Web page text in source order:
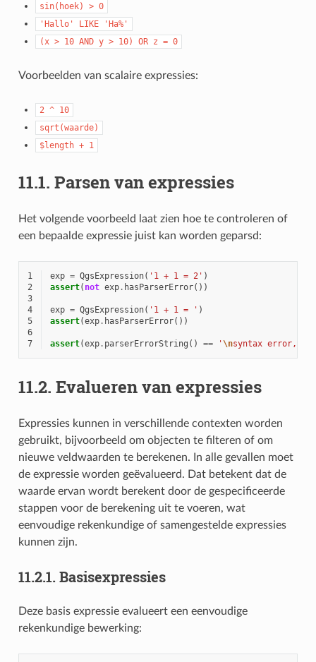
sin(hoek)
> 0
'Hallo'
LIKE
'Ha%'
(x > 10 AND y > 10) OR z = 0
Voorbeelden van scalaire expressies:
2 ^ 10
sqrt(waarde)
$length + 1
11.1. Parsen van expressies
Het volgende voorbeeld laat zien hoe te controleren of
een bepaalde expressie juist kan worden geparsd:
1 exp = QgsExpression( '1 + 1 = 2' )
2
assert( not exp. hasParserError())
3
4
exp = QgsExpression( '1 + 1 = ' )
5
assert(exp. hasParserError())
6
7
assert(exp. parserErrorString () == '\nsyntax error,
11.2. Evalueren van expressies
Expressies kunnen in verschillende contexten worden
gebruikt, bijvoorbeeld om objecten te filteren of om
nieuwe veldwaarden te berekenen. In alle gevallen moet
de expressie worden geëvalueerd. Dat betekent dat de
waarde ervan wordt berekent door de gespecificeerde
stappen voor de berekening uit te voeren, wat
eenvoudige rekenkundige of samengestelde expressies
kunnen zijn.
11.2.1. Basisexpressies
Deze basis expressie evalueert een eenvoudige
rekenkundige bewerking: